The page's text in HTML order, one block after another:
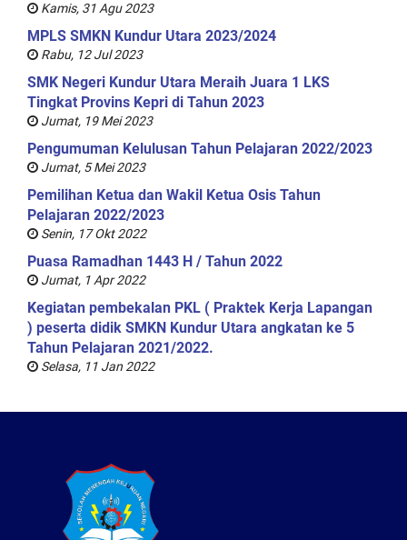
Kamis, 31 Agu 2023
MPLS SMKN Kundur Utara 2023/2024
Rabu, 12 Jul 2023
SMK Negeri Kundur Utara Meraih Juara 1 LKS
Tingkat Provins Kepri di Tahun 2023
Jumat, 19 Mei 2023
Pengumuman Kelulusan Tahun Pelajaran 2022/2023
Jumat, 5 Mei 2023
Pemilihan Ketua dan Wakil Ketua Osis Tahun
Pelajaran 2022/2023
Senin, 17 Okt 2022
Puasa Ramadhan 1443 H / Tahun 2022
Jumat, 1 Apr 2022
Kegiatan pembekalan PKL ( Praktek Kerja Lapangan
) peserta didik SMKN Kundur Utara angkatan ke 5
Tahun Pelajaran 2021/2022.
Selasa, 11 Jan 2022